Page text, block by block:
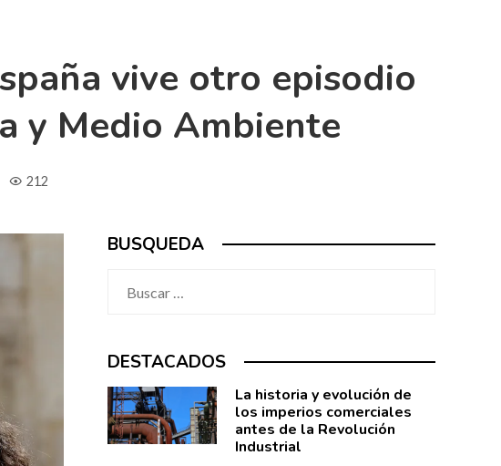
vive otro episodio
y Medio Ambiente
212
BUSQUEDA
DESTACADOS
La historia y evolución de
los imperios comerciales
antes de la Revolución
Industrial